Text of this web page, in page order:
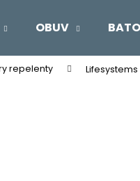
OBUV
repelenty Lifesystems
Co